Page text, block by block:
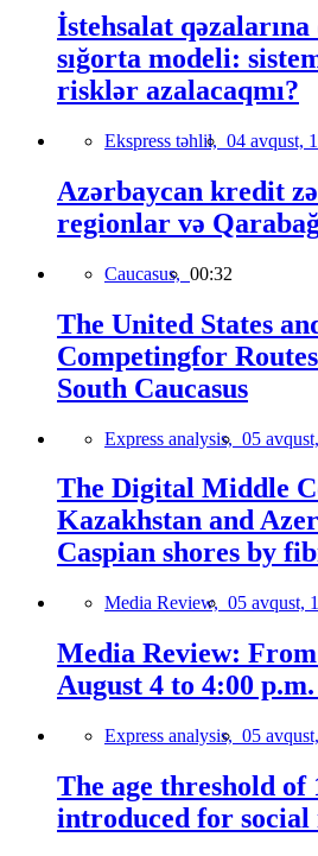
İstehsalat qəzalarına
sığorta modeli:
risklər azalacaqmı?
Ekspress təhlil, 04 avqust,
Azərbaycan kredit
regionlar və
Caucasus, 00:32
The United States
Competingfor
South Caucasus
Express analysis, 05
The Digital Middle
Kazakhstan and
Caspian shores by
Media Review, 05 avqust,
Media Review:
August 4 to 4:00
Express analysis, 05
The age threshold of
introduced for social